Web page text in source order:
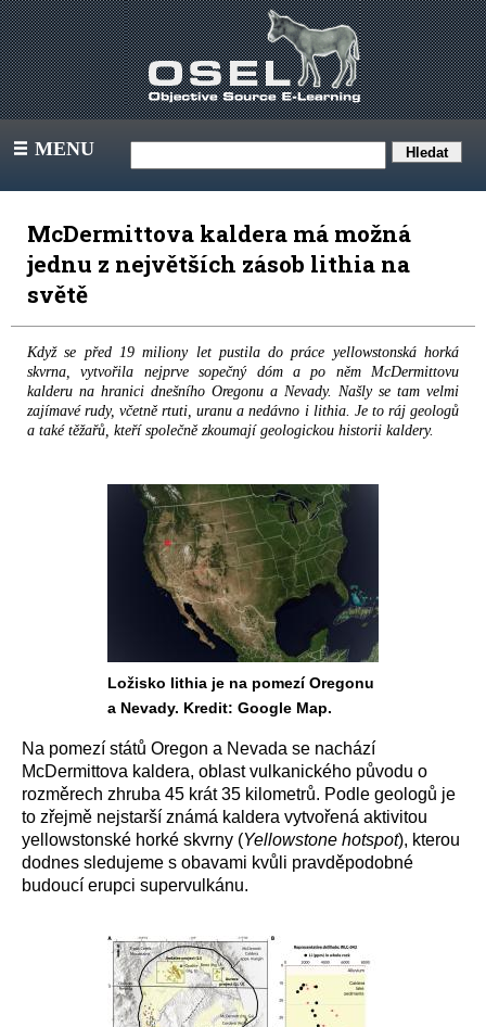
III MENU
McDermittova kaldera má možná
jednu z největších zásob lithia na
světě
Když se před 19 miliony let pustila do práce yellowstonská horká
skvrna, vytvořila nejprve sopečný dóm a po něm McDermittovu
kalderu na hranici dnešního Oregonu a Nevady. Našly se tam velmi
zajímavé rudy, včetně rtuti, uranu a nedávno i lithia. Je to ráj geologů
a také těžařů, kteří společně zkoumají geologickou historii kaldery.
Ložisko lithia je na pomezí Oregonu
a Nevady. Kredit: Google Map.
Na pomezí států Oregon a Nevada se nachází
McDermittova kaldera, oblast vulkanického původu o
rozměrech zhruba 45 krát 35 kilometrů. Podle geologů je
to zřejmě nejstarší známá kaldera vytvořená aktivitou
yellowstonské horké skvrny (Yellowstone hotspot), kterou
dodnes sledujeme s obavami kvůli pravděpodobné
budoucí erupci supervulkánu.